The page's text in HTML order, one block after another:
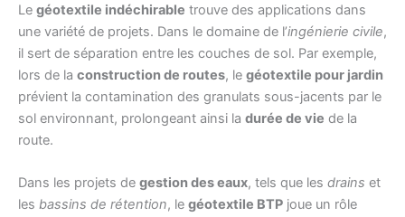
Le géotextile indéchirable trouve des applications dans
une variété de projets. Dans le domaine de l’ingénierie civile,
il sert de séparation entre les couches de sol. Par exemple,
lors de la construction de routes, le géotextile pour jardin
prévient la contamination des granulats sous-jacents par le
sol environnant, prolongeant ainsi la durée de vie de la
route.
Dans les projets de gestion des eaux, tels que les drains et
les bassins de rétention, le géotextile BTP joue un rôle